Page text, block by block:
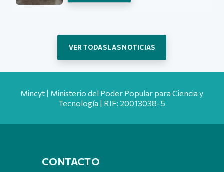
VER TODAS LAS NOTICIAS
Mincyt | Ministerio del Poder Popular para Ciencia y
Tecnología | RIF: 20013038-5
CONTACTO